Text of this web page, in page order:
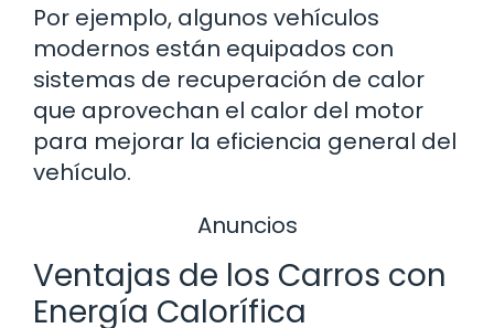
Por ejemplo, algunos vehículos
modernos están equipados con
sistemas de recuperación de calor
que aprovechan el calor del motor
para mejorar la eficiencia general del
vehículo.
Anuncios
Ventajas de los Carros con
Energía Calorífica